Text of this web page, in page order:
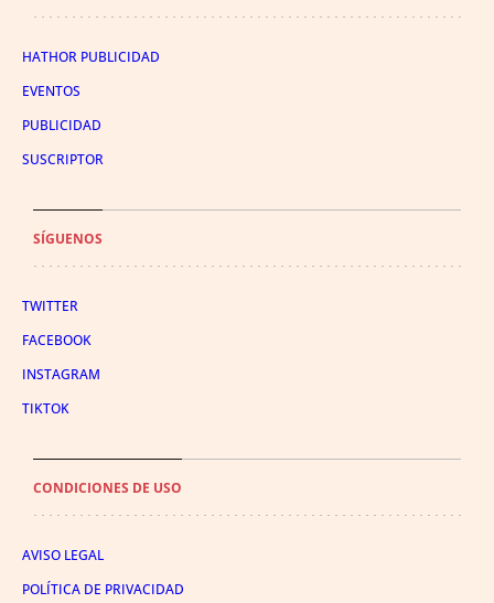
HATHOR PUBLICIDAD
EVENTOS
PUBLICIDAD
SUSCRIPTOR
SÍGUENOS
TWITTER
FACEBOOK
INSTAGRAM
TIKTOK
CONDICIONES DE USO
AVISO LEGAL
POLÍTICA DE PRIVACIDAD